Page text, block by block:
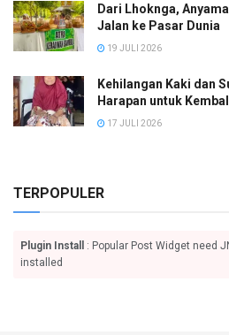
Dari Lhoknga,
Jalan ke Pasar Dunia
19 JULI 2026
Kehilangan Kaki dan
Harapan untuk
17 JULI 2026
TERPOPULER
Plugin Install
: Popular Post Widget need
installed